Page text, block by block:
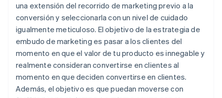
una extensión del recorrido de marketing previo a la
conversión y seleccionarla con un nivel de cuidado
igualmente meticuloso. El objetivo de la estrategia de
embudo de marketing es pasar a los clientes del
momento en que el valor de tu producto es innegable y
realmente consideran convertirse en clientes al
momento en que deciden convertirse en clientes.
Además, el objetivo es que puedan moverse con